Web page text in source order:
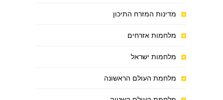
מדינות המזרח התיכון
מלחמות אזרחים
מלחמות ישראל
מלחמת העולם הראשונה